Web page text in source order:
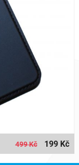
499 Kč 199 Kč